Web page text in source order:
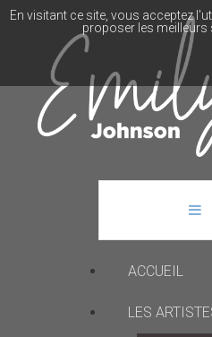
ACCUEIL
LES
En visitant ce site, vous acceptez
proposer les meilleurs